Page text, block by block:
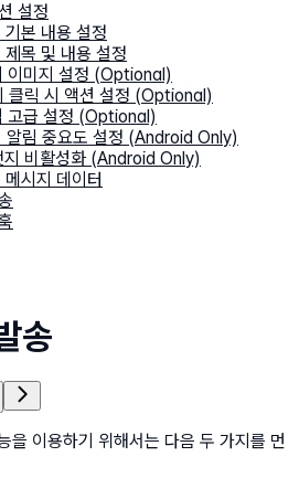
설정
본 내용 설정
목 및 내용 설정
이미지 설정 (Optional)
클릭 시 액션 설정 (Optional)
고급 설정 (Optional)
알림 중요도 설정 (Android Only)
비활성화 (Android Only)
시지 데이터
송
을 이용하기 위해서는 다음 두 가지를 먼